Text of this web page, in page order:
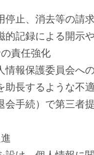
止、消去等の請
記録による開示
責任強化
報保護委員会へ
長するような不
手続）で第三者